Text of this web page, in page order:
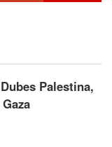
Palestina,